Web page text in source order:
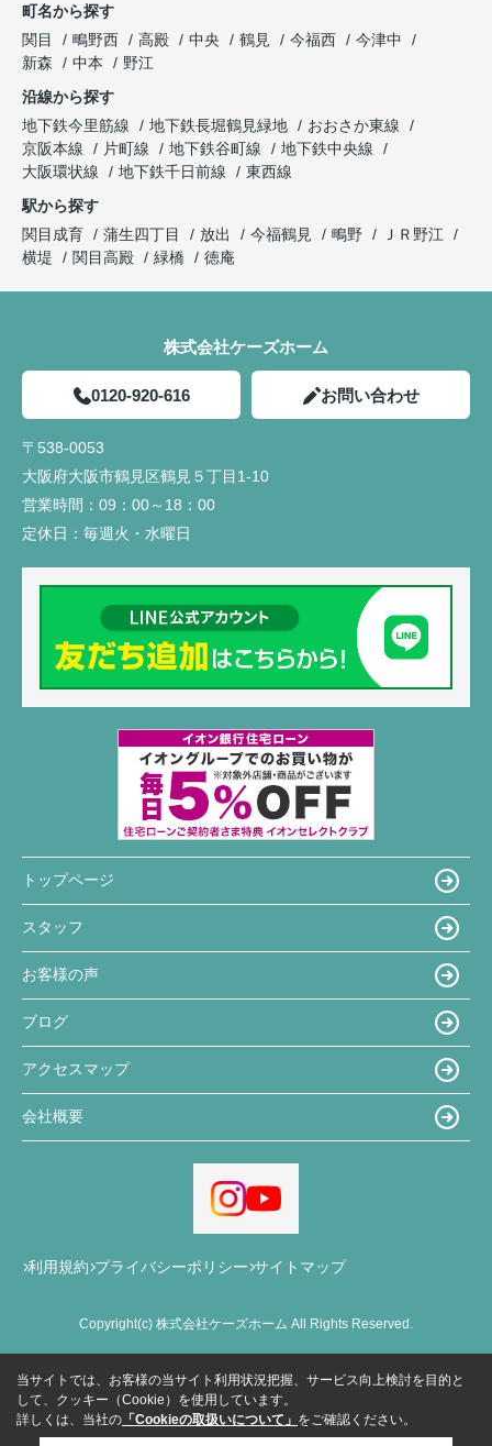
町名から探す
関目
鴫野西 高殿 中央 鶴見 今福西
今津中
新森
中本
野江
沿線から探す
地下鉄今里筋線
地下鉄長堀鶴見緑地
おおさか東線
京阪本線
片町線 地下鉄谷町線
地下鉄中央線
大阪環状線
地下鉄千日前線
東西線
駅から探す
関目成育
蒲生四丁目 放出 今福鶴見 鴫野
ＪＲ野江
横堤
関目高殿 緑橋 徳庵
株式会社ケーズホーム
0120-920-616 お問い合わせ
〒538-0053
大阪府大阪市鶴見区鶴見５丁目1-10
営業時間： 09：00～18：00
定休日： 毎週火・水曜日
トップページ
スタッフ
お客様の声
ブログ
アクセスマップ
会社概要
利用規約 プライバシーポリシー サイトマップ
Copyright(c) 株式会社ケーズホーム All Rights Reserved.
当サイトでは、お客様の当サイト利用状況把握、サービス向上検討を目的と
して、クッキー（Cookie）を使用しています。
詳しくは、当社の 「Cookieの取扱いについて」 をご確認ください。